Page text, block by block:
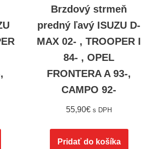
Brzdový strmeň
predný ľavý ISUZU D-
MAX 02- , TROOPER I
84- , OPEL
FRONTERA A 93-,
CAMPO 92-
55,90€ s DPH
Pridať do košíka